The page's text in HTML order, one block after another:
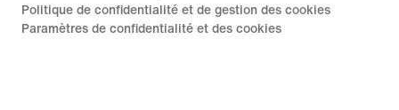
Politique de confidentialité et de gestion des cookies
Paramètres de confidentialité et des cookies